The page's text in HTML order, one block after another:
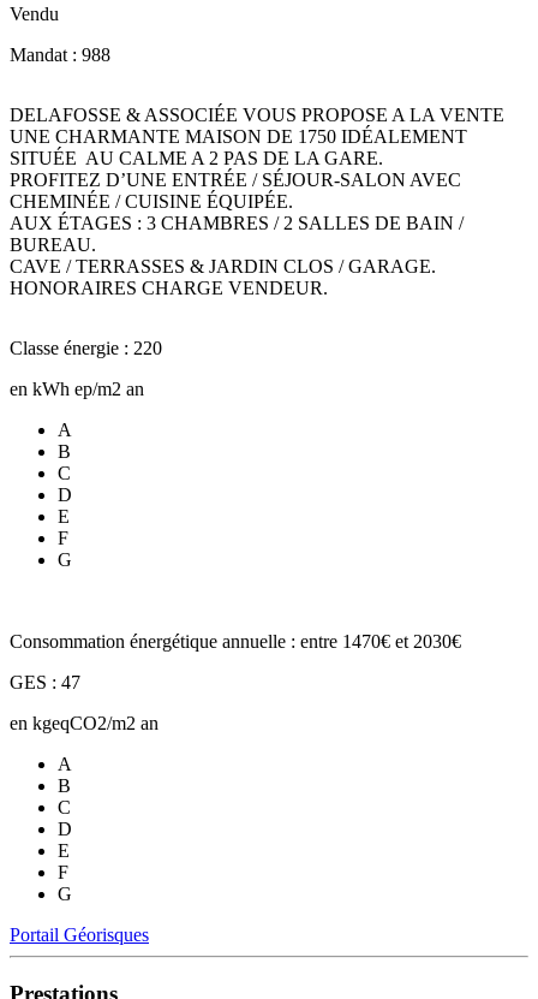
Vendu
Mandat : 988
DELAFOSSE & ASSOCIÉE VOUS PROPOSE A LA VENTE
UNE CHARMANTE MAISON DE 1750 IDÉALEMENT
SITUÉE AU CALME A 2 PAS DE LA GARE.
PROFITEZ D’UNE ENTRÉE / SÉJOUR-SALON AVEC
CHEMINÉE / CUISINE ÉQUIPÉE.
AUX ÉTAGES : 3 CHAMBRES / 2 SALLES DE BAIN /
BUREAU.
CAVE / TERRASSES & JARDIN CLOS / GARAGE.
HONORAIRES CHARGE VENDEUR.
Classe énergie : 220
en kWh ep/m2 an
A
B
C
D
E
F
G
Consommation énergétique annuelle : entre 1470€ et 2030€
GES : 47
en kgeqCO2/m2 an
A
B
C
D
E
F
G
Portail Géorisques
Prestations